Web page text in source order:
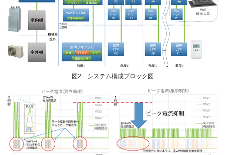
図2 システム構成ブロック図